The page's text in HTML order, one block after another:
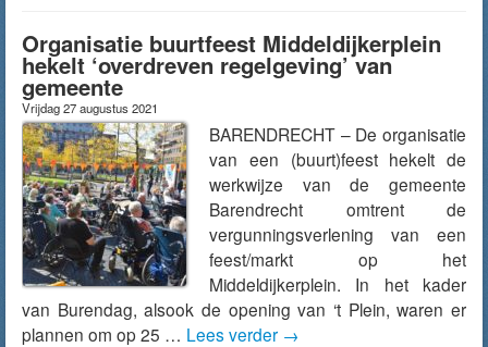
Organisatie buurtfeest Middeldijkerplein
hekelt ‘overdreven regelgeving’ van
gemeente
Vrijdag 27 augustus 2021
BARENDRECHT – De organisatie
van een (buurt)feest hekelt de
werkwijze van de gemeente
Barendrecht omtrent de
vergunningsverlening van een
feest/markt op het
Middeldijkerplein. In het kader
van Burendag, alsook de opening van ‘t Plein, waren er
plannen om op 25 … Lees verder →